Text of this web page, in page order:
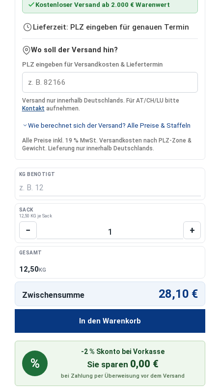
Kostenloser Versand ab 2.000 € Warenwert
Lieferzeit: PLZ eingeben für genauen Termin
Wo soll der Versand hin?
PLZ eingeben für Versandkosten & Liefertermin
Versand nur innerhalb Deutschlands. Für AT/CH/LU bitte
Kontakt aufnehmen.
Wie berechnet sich der Versand? Alle Preise & Staffeln
Alle Preise inkl. 19 % MwSt. Versandkosten nach PLZ-Zone &
Gewicht. Lieferung nur innerhalb Deutschlands.
KG BENÖTIGT
SACK
12,50 KG je Sack
Produkt Anzahl: Gib den gewünschten
− +
GESAMT
12,50KG
In den Warenkorb
Zwischensumme 28,10 €
%
-2 % Skonto bei Vorkasse
Sie sparen 0,00 €
bei Zahlung per Überweisung vor dem Versand